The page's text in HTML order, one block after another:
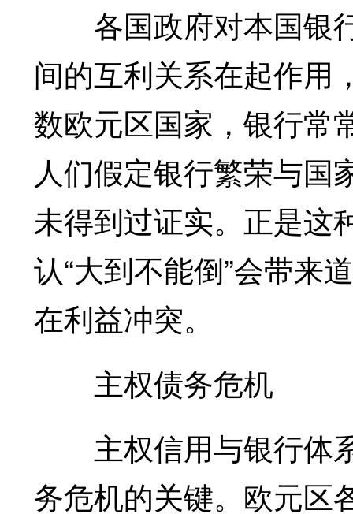
各国政府对本国银
间的互利关系在起作用
数欧元区国家，银行常
人们假定银行繁荣与国
未得到过证实。正是这
认“大到不能倒”会带来
在利益冲突。
主权债务危机
主权信用与银行体
务危机的关键。欧元区